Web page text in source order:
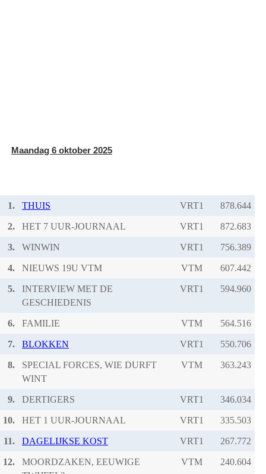
Maandag 6 oktober 2025
1. THUIS VRT1
2. HET 7 UUR-JOURNAAL VRT1
3. WINWIN VRT1
4. NIEUWS 19U VTM VTM
5.
INTERVIEW MET DE
GESCHIEDENIS
VRT1
6. FAMILIE VTM
7. BLOKKEN VRT1
8.
SPECIAL FORCES, WIE DURFT
WINT
VTM
9. DERTIGERS VRT1
10. HET 1 UUR-JOURNAAL VRT1
11. DAGELIJKSE KOST VRT1
12.
MOORDZAKEN, EEUWIGE
VTM